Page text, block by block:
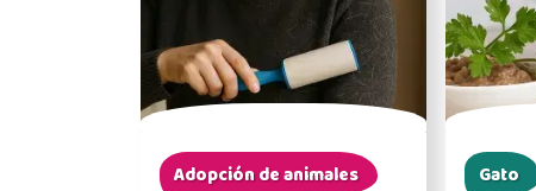
Adopción de animales Gato